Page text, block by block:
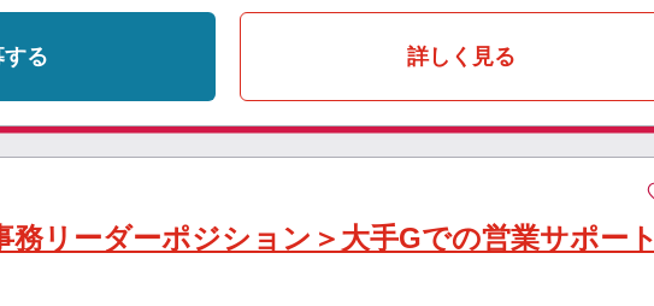
する 詳しく見る
務リーダーポジション＞大手Gでの営業サポート